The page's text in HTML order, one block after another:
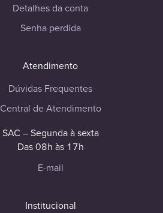
Detalhes da conta
Senha perdida
Atendimento
Dúvidas Frequentes
Central de Atendimento
SAC – Segunda à sexta
Das 08h às 17h
E-mail
Institucional